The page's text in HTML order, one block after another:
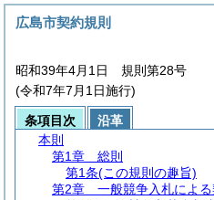
広島市契約規則
昭和39年4月1日 規則第28号
(令和7年7月1日施行)
条項目次
沿革
本則
第1章
総則
第1条(この規則の趣旨)
第2章
一般競争入札によ